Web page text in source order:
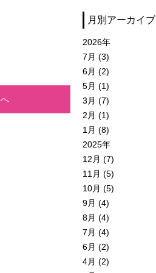
月別アーカイブ
2026年
7月 (3)
6月 (2)
5月 (1)
3月 (7)
2月 (1)
1月 (8)
2025年
12月 (7)
11月 (5)
10月 (5)
9月 (4)
8月 (4)
7月 (4)
6月 (2)
4月 (2)